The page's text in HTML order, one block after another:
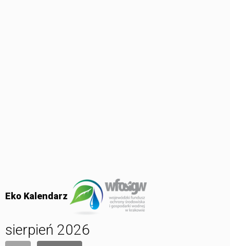
Eko Kalendarz
sierpień 2026